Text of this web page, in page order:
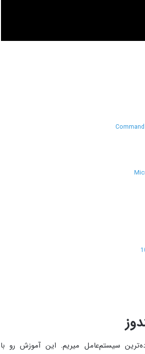
سیستم‌عامل میریم. این آموزش رو با